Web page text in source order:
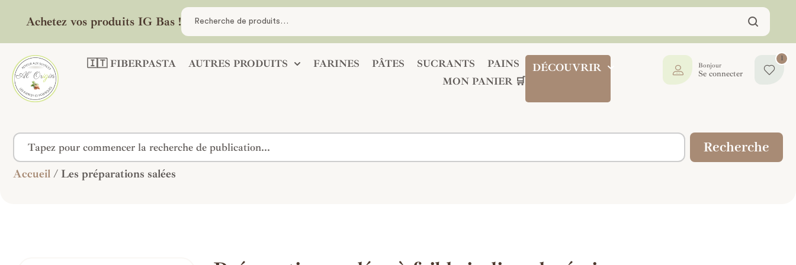
Achetez vos produits IG Bas !
🇮🇹 FIBERPASTA AUTRES PRODUITS FARINES PÂTES SUCRANTS
PAINS
MON PANIER 🛒
DÉCOUVRIR
1
Bonjour
Se connecter
Recherche
Accueil / Les préparations salées